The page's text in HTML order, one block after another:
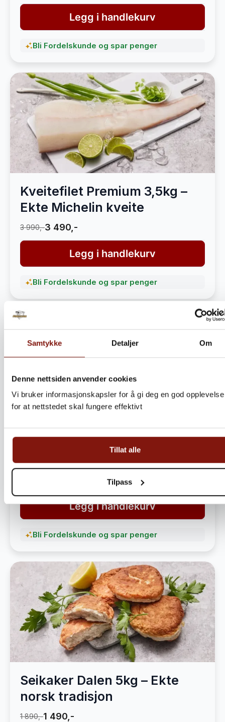
Samtykke Detaljer Om
Denne nettsiden anvender cookies
Vi bruker informasjonskapsler for å gi deg en god
for at nettstedet skal fungere effektivt
Tillat alle
Tilpass
Legg i handlekurv
Bli Fordelskunde og spar penger
Kveitefilet Premium 3,5kg –
Ekte Michelin kveite
3 990,-3 490,-
Legg i handlekurv
Bli Fordelskunde og spar penger
Steinbitkaker Dalen 5kg –
Ekte norsk håndverk fra
havet
Legg i handlekurv
Bli Fordelskunde og spar penger
Seikaker Dalen 5kg – Ekte
norsk tradisjon
1 890,-1 490,-